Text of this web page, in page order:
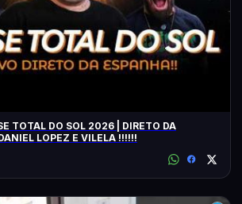
TOTAL DO SOL 2026 | DIRETO DA
LOPEZ E VILELA !!!!!!